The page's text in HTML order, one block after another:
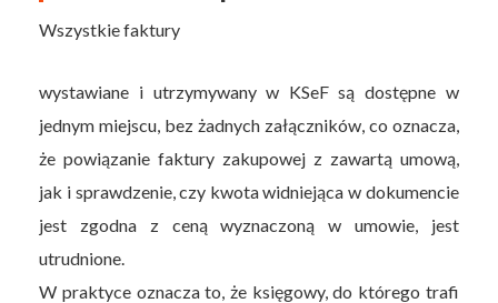
Wszystkie faktury
wystawiane i utrzymywany w KSeF są dostępne w
jednym miejscu, bez żadnych załączników, co oznacza,
że powiązanie faktury zakupowej z zawartą umową,
jak i sprawdzenie, czy kwota widniejąca w dokumencie
jest zgodna z ceną wyznaczoną w umowie, jest
utrudnione.
W praktyce oznacza to, że księgowy, do którego trafi